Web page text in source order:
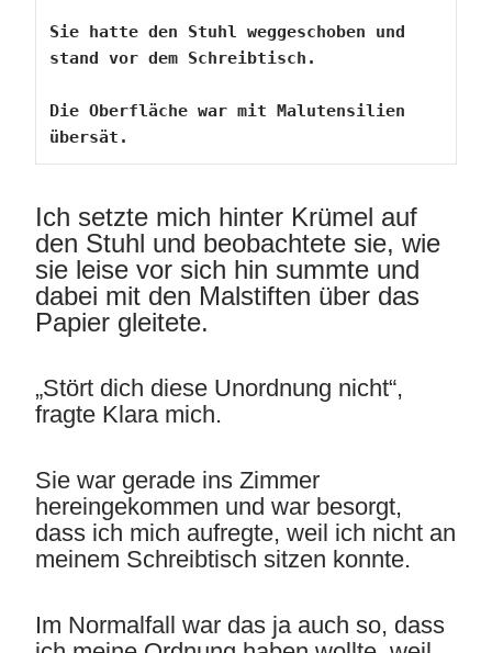
Sie hatte den Stuhl weggeschoben und
stand vor dem Schreibtisch.
Die Oberfläche war mit Malutensilien
übersät.
Ich setzte mich hinter Krümel auf
den Stuhl und beobachtete sie, wie
sie leise vor sich hin summte und
dabei mit den Malstiften über das
Papier gleitete.
„Stört dich diese Unordnung nicht“,
fragte Klara mich.
Sie war gerade ins Zimmer
hereingekommen und war besorgt,
dass ich mich aufregte, weil ich nicht an
meinem Schreibtisch sitzen konnte.
Im Normalfall war das ja auch so, dass